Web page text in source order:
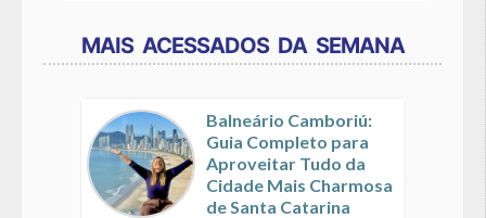
MAIS ACESSADOS DA SEMANA
Balneário Camboriú:
Guia Completo para
Aproveitar Tudo da
Cidade Mais Charmosa
de Santa Catarina